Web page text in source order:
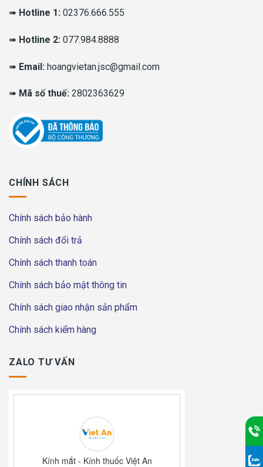
➠ Hotline 1: 02376.666.555
➠ Hotline 2: 077.984.8888
➠ Email: hoangvietan.jsc@gmail.com
➠ Mã số thuế: 2802363629
CHÍNH SÁCH
Chính sách bảo hành
Chính sách đổi trả
Chính sách thanh toán
Chính sách bảo mật thông tin
Chính sách giao nhận sản phẩm
Chính sách kiểm hàng
ZALO TƯ VẤN